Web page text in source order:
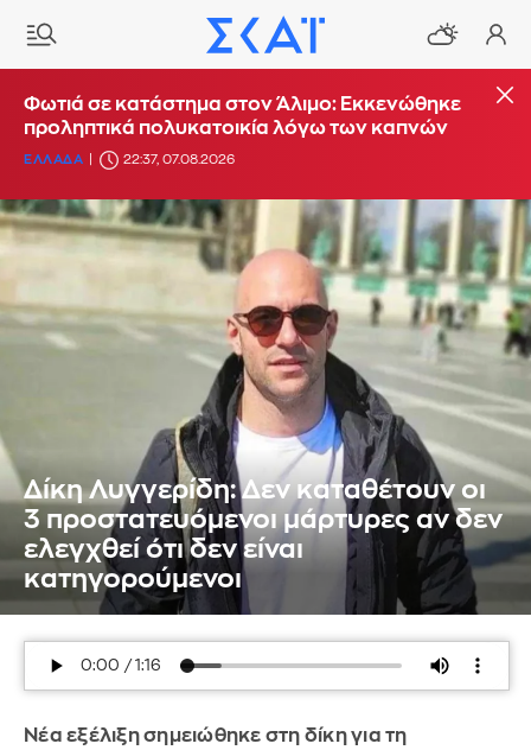
Φωτιά σε κατάστημα στον Άλιμο: Εκκενώθηκε
προληπτικά πολυκατοικία λόγω των καπνών
ΕΛΛΑΔΑ 22:37, 07.08.2026
Δίκη Λυγγερίδη: Δεν καταθέτουν οι
3 προστατευόμενοι μάρτυρες αν δεν
ελεγχθεί ότι δεν είναι
κατηγορούμενοι
Νέα εξέλιξη σημειώθηκε στη δίκη για τη